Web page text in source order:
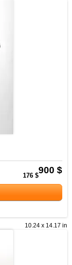
900 $
176 $
10.24 x 14.17 in